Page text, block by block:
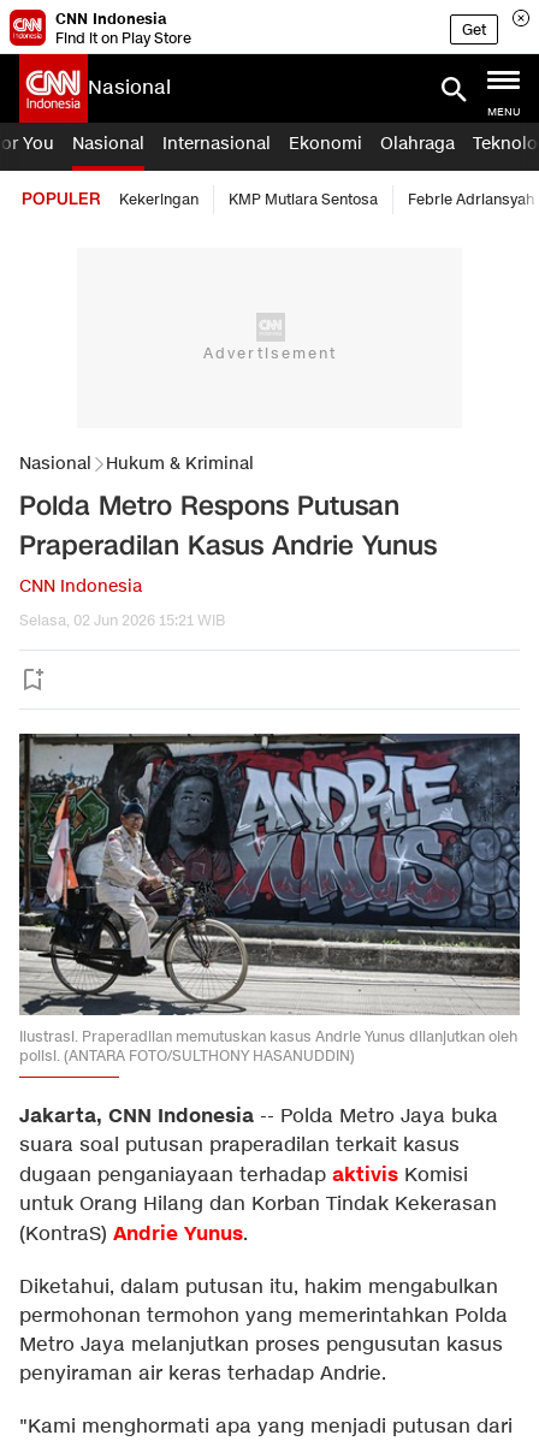
CNN Indonesia
Find it on Play Store
Get
Nasional
MENU
You Nasional Internasional Ekonomi Olahraga
POPULER Kekeringan KMP Mutiara Sentosa Febrie Adriansyah
Nasional Hukum & Kriminal
Polda Metro Respons Putusan
Praperadilan Kasus Andrie Yunus
CNN Indonesia
Selasa, 02 Jun 2026 15:21 WIB
Ilustrasi. Praperadilan memutuskan kasus Andrie Yunus dilanjutkan oleh
polisi. (ANTARA FOTO/SULTHONY HASANUDDIN)
Jakarta, CNN Indonesia -- Polda Metro Jaya buka
suara soal putusan praperadilan terkait kasus
dugaan penganiayaan terhadap aktivis Komisi
untuk Orang Hilang dan Korban Tindak Kekerasan
(KontraS) Andrie Yunus.
Diketahui, dalam putusan itu, hakim mengabulkan
permohonan termohon yang memerintahkan Polda
Metro Jaya melanjutkan proses pengusutan kasus
penyiraman air keras terhadap Andrie.
"Kami menghormati apa yang menjadi putusan dari